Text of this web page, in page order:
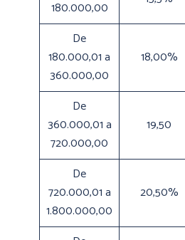
180.000,00
De
180.000,01 a
360.000,00
18,00%
De
360.000,01 a
720.000,00
19,50
De
720.000,01 a
1.800.000,00
20,50%